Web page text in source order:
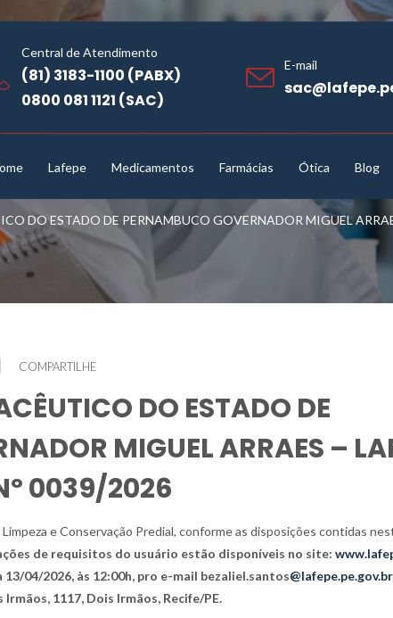
Central de Atendimento
(81) 3183-1100 (PABX)
0800 081 1121 (SAC)
E-mail
Lafepe Medicamentos Farmácias Ótica Blog
DO ESTADO DE PERNAMBUCO GOVERNADOR MIGUEL
COMPARTILHE
DO ESTADO DE
MIGUEL ARRAES –
0039/2026
Limpeza e Conservação Predial, conforme as disposições contidas
de requisitos do usuário estão disponíveis no site:
04/2026, às 12:00h, pro e-mail bezaliel.santos@lafepe.pe.gov.br
1117, Dois Irmãos, Recife/PE.